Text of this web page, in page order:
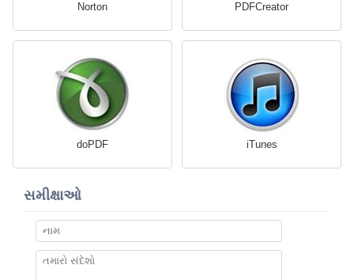
Norton PDFCreator
doPDF iTunes
સમીક્ષાઓ